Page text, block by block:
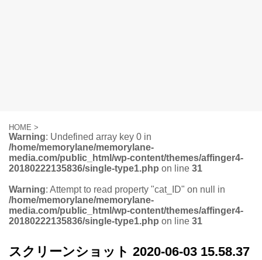
HOME >
Warning: Undefined array key 0 in
/home/memorylane/memorylane-
media.com/public_html/wp-content/themes/affinger4-
20180222135836/single-type1.php on line 31
Warning: Attempt to read property "cat_ID" on null in
/home/memorylane/memorylane-
media.com/public_html/wp-content/themes/affinger4-
20180222135836/single-type1.php on line 31
スクリーンショット 2020-06-03 15.58.37